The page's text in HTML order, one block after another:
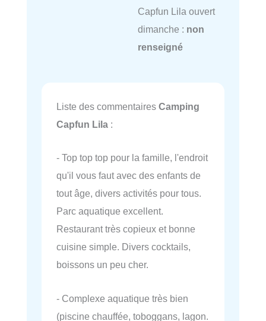
Capfun Lila ouvert
dimanche : non
renseigné
Liste des commentaires Camping
Capfun Lila :
- Top top top pour la famille, l'endroit
qu'il vous faut avec des enfants de
tout âge, divers activités pour tous.
Parc aquatique excellent.
Restaurant très copieux et bonne
cuisine simple. Divers cocktails,
boissons un peu cher.
- Complexe aquatique très bien
(piscine chauffée, toboggans, lagon.